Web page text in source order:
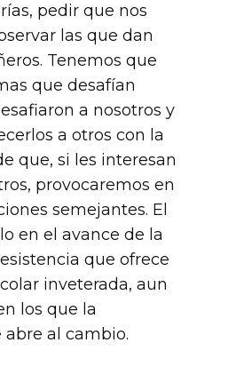
pedir que nos
las que dan
Tenemos que
que desafían
a nosotros y
a otros con la
que, si les interesan
provocaremos en
semejantes. El
en el avance de la
que ofrece
inveterada, aun
los que la
al cambio.